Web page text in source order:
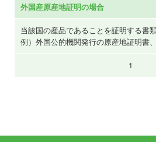
外国産原産地証明の場合
当該国の産品であることを証明する書
例）外国公的機関発行の原産地証明書
1